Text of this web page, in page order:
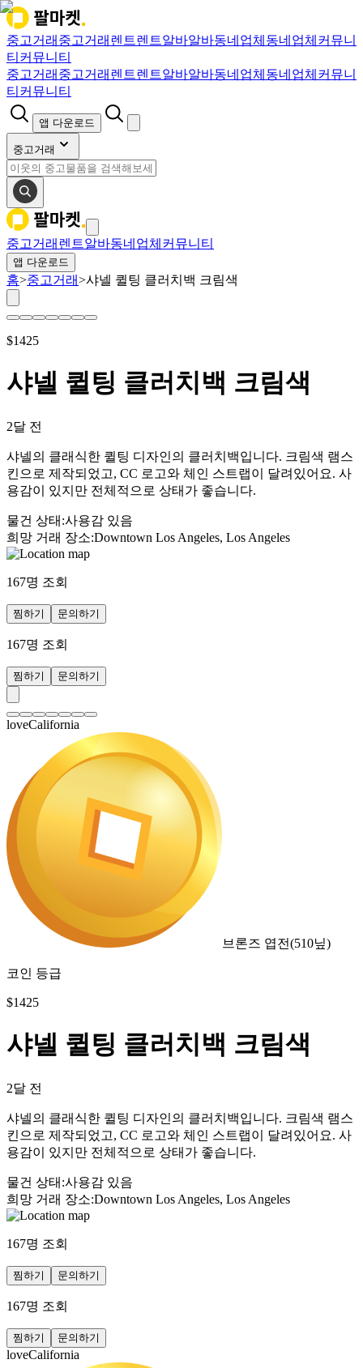
중고거래 중고거래 렌트렌트알바알바동네업체 동네업체 커뮤니
티 커뮤니티
중고거래 중고거래 렌트렌트알바알바동네업체 동네업체 커뮤니
티 커뮤니티
앱 다운로드
중고거래
중고거래 렌트알바동네업체 커뮤니티
앱 다운로드
홈>중고거래>샤넬 퀼팅 클러치백 크림색
$1425
샤넬 퀼팅 클러치백 크림색
2달 전
샤넬의 클래식한 퀼팅 디자인의 클러치백입니다. 크림색 램스
킨으로 제작되었고, CC 로고와 체인 스트랩이 달려있어요. 사
용감이 있지만 전체적으로 상태가 좋습니다.
물건 상태 :사용감 있음
희망 거래 장소:Downtown Los Angeles, Los Angeles
167명 조회
찜하기 문의하기
167명 조회
찜하기 문의하기
loveCalifornia
브론즈 엽전(510닢)
코인 등급
$1425
샤넬 퀼팅 클러치백 크림색
2달 전
샤넬의 클래식한 퀼팅 디자인의 클러치백입니다. 크림색 램스
킨으로 제작되었고, CC 로고와 체인 스트랩이 달려있어요. 사
용감이 있지만 전체적으로 상태가 좋습니다.
물건 상태 :사용감 있음
희망 거래 장소:Downtown Los Angeles, Los Angeles
167명 조회
찜하기 문의하기
167명 조회
찜하기 문의하기
loveCalifornia